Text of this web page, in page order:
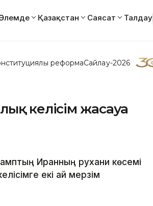
Қазақстан Саясат Талдау
реформаСайлау-2026
келісім жасауға
Иранның рухани көсемі
екі ай мерзім